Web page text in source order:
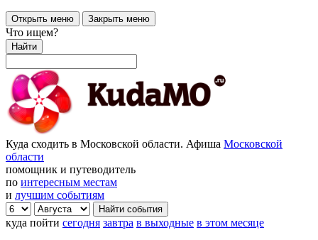
Открыть меню Закрыть меню
Что ищем?
Найти
Куда сходить в Московской области. Афиша Московской
области
помощник и путеводитель
по интересным местам
и лучшим событиям
куда пойти сегодня завтра в выходные в этом месяце